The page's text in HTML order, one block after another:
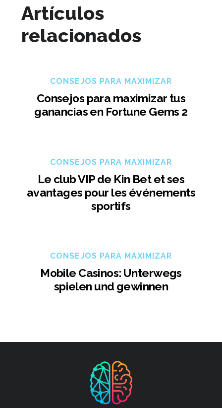
Artículos
relacionados
CONSEJOS PARA MAXIMIZAR
Consejos para maximizar tus
ganancias en Fortune Gems 2
CONSEJOS PARA MAXIMIZAR
Le club VIP de Kin Bet et ses
avantages pour les événements
sportifs
CONSEJOS PARA MAXIMIZAR
Mobile Casinos: Unterwegs
spielen und gewinnen